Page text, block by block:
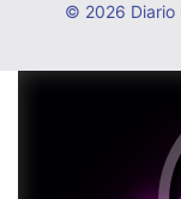
© 2026 Diario